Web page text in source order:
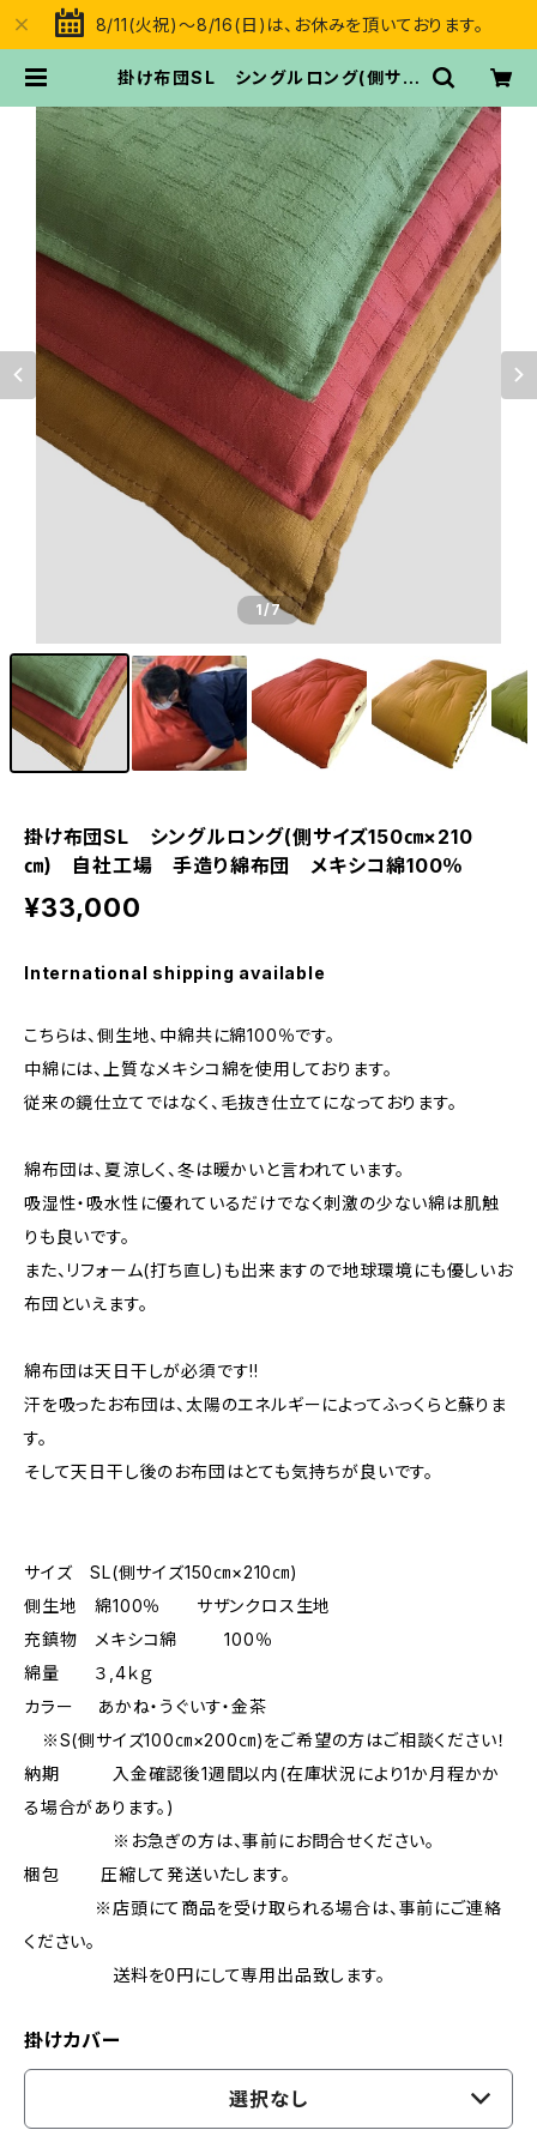
8/11(火祝)～8/16(日)は、お休みを頂いております。
掛け布団SL シングルロング(側サイ
り綿布団 メキシコ綿100％ | 快眠
工房さわだふとん
1/7
掛け布団SL シングルロング(側サイズ150㎝×210
㎝) 自社工場 手造り綿布団 メキシコ綿100％
¥33,000
International shipping available
こちらは、側生地、中綿共に綿100％です。
中綿には、上質なメキシコ綿を使用しております。
従来の鏡仕立てではなく、毛抜き仕立てになっております。
綿布団は、夏涼しく、冬は暖かいと言われています。
吸湿性・吸水性に優れているだけでなく刺激の少ない綿は肌触
りも良いです。
また、リフォーム(打ち直し)も出来ますので地球環境にも優しいお
布団といえます。
綿布団は天日干しが必須です!!
汗を吸ったお布団は、太陽のエネルギーによってふっくらと蘇りま
す。
そして天日干し後のお布団はとても気持ちが良いです。
サイズ SL(側サイズ150㎝×210㎝)
側生地 綿100％ サザンクロス生地
充鎮物 メキシコ綿 100％
綿量 ３,4ｋｇ
カラー あかね・うぐいす・金茶
※S(側サイズ100㎝×200㎝)をご希望の方はご相談ください！
納期 入金確認後1週間以内(在庫状況により1か月程かか
る場合があります。)
※お急ぎの方は、事前にお問合せください。
梱包 圧縮して発送いたします。
※店頭にて商品を受け取られる場合は、事前にご連絡
ください。
送料を0円にして専用出品致します。
掛けカバー
選択なし